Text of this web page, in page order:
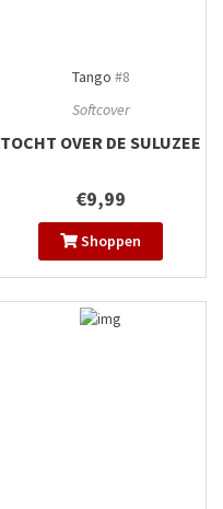
Tango #8
Softcover
TOCHT OVER DE SULUZEE
€9,99
Shoppen